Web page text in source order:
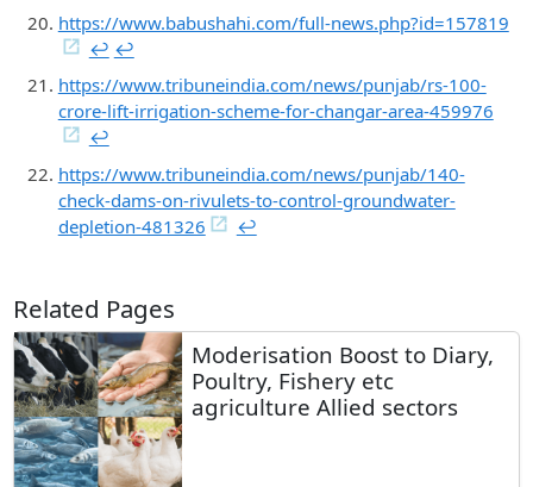
https://www.babushahi.com/full-news.php?id=157819
↩︎ ↩︎
https://www.tribuneindia.com/news/punjab/rs-100-
crore-lift-irrigation-scheme-for-changar-area-459976
↩︎
https://www.tribuneindia.com/news/punjab/140-
check-dams-on-rivulets-to-control-groundwater-
depletion-481326
↩︎
Related Pages
Moderisation Boost to Diary,
Poultry, Fishery etc
agriculture Allied sectors